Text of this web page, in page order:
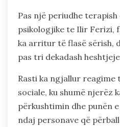
Pas një periudhe
psikologjike te Ilir Ferizi,
ka arritur të flasë sërish,
pas tri dekadash
Rasti ka ngjallur
sociale, ku shumë njerëz
përkushtimin dhe punën
ndaj personave që